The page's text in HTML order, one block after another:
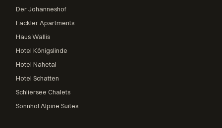
Der Johanneshof
Fackler Apartments
Haus Wallis
Hotel Königslinde
Hotel Nahetal
Hotel Schatten
Schliersee Chalets
Sonnhof Alpine Suites